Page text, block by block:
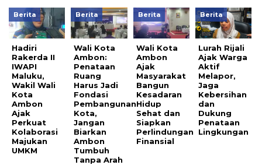
Berita
Hadiri
Rakerda II
IWAPI
Maluku,
Wakil Wali
Kota
Ambon
Ajak
Perkuat
Kolaborasi
Majukan
UMKM
Berita
Wali Kota
Ambon:
Penataan
Ruang
Harus Jadi
Fondasi
Pembangunan
Kota,
Jangan
Biarkan
Ambon
Tumbuh
Tanpa Arah
Berita
Wali Kota
Ambon
Ajak
Masyarakat
Bangun
Kesadaran
Hidup
Sehat dan
Siapkan
Perlindungan
Finansial
Berita
Lurah Rijali
Ajak Warga
Aktif
Melapor,
Jaga
Kebersihan
dan
Dukung
Penataan
Lingkungan